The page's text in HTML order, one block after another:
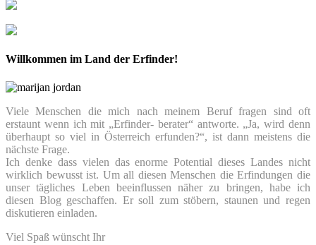
Willkommen im Land der Erfinder!
Viele Menschen die mich nach meinem Beruf fragen sind oft
erstaunt wenn ich mit „Erfinder- berater“ antworte. „Ja, wird denn
überhaupt so viel in Österreich erfunden?“, ist dann meistens die
nächste Frage.
Ich denke dass vielen das enorme Potential dieses Landes nicht
wirklich bewusst ist. Um all diesen Menschen die Erfindungen die
unser tägliches Leben beeinflussen näher zu bringen, habe ich
diesen Blog geschaffen. Er soll zum stöbern, staunen und regen
diskutieren einladen.
Viel Spaß wünscht Ihr